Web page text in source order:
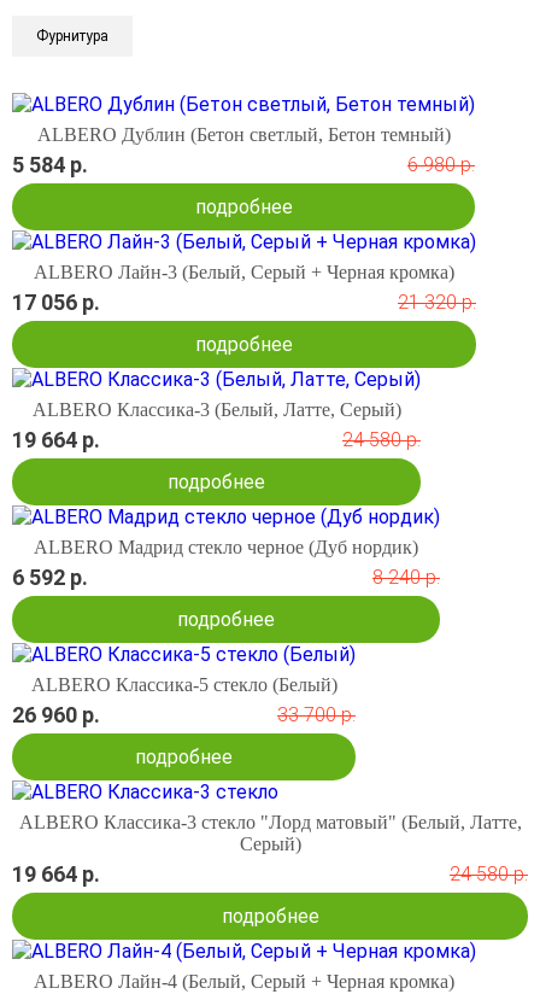
Фурнитура
ALBERO Дублин (Бетон светлый, Бетон темный)
5 584 р.
6 980 р.
подробнее
ALBERO Лайн-3 (Белый, Серый + Черная кромка)
17 056 р.
21 320 р.
подробнее
ALBERO Классика-3 (Белый, Латте, Серый)
19 664 р.
24 580 р.
подробнее
ALBERO Мадрид стекло черное (Дуб нордик)
6 592 р.
8 240 р.
подробнее
ALBERO Классика-5 стекло (Белый)
26 960 р.
33 700 р.
подробнее
ALBERO Классика-3 стекло "Лорд матовый" (Белый, Латте,
Серый)
19 664 р.
24 580 р.
подробнее
ALBERO Лайн-4 (Белый, Серый + Черная кромка)